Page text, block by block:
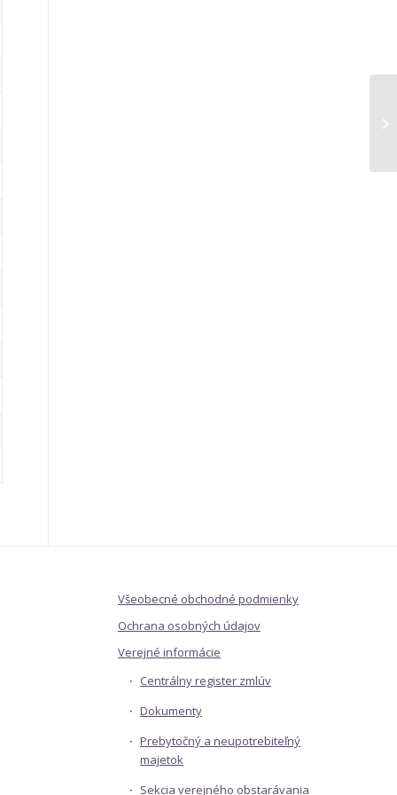
Všeobecné obchodné podmienky
Ochrana osobných údajov
Verejné informácie
Centrálny register zmlúv
Dokumenty
Prebytočný a neupotrebiteľný
majetok
Sekcia verejného obstarávania